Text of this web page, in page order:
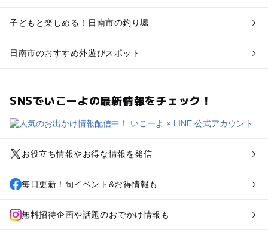
子どもと楽しめる！日南市の釣り堀
日南市のおすすめ外遊びスポット
SNSでいこーよの最新情報をチェック！
お役立ち情報やお得な情報を発信
毎日更新！旬イベント&お得情報も
無料招待企画や話題のおでかけ情報も